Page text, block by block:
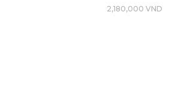
2,180,000 VND